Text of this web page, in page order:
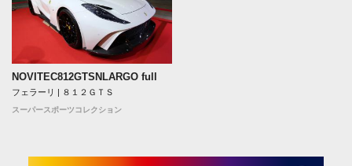
NOVITEC812GTSNLARGO full
フェラーリ | ８１２ＧＴＳ
スーパースポーツコレクション